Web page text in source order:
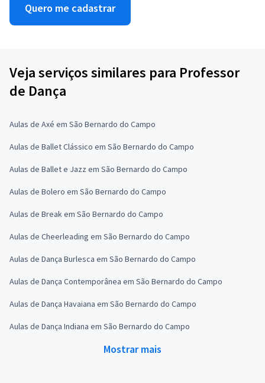
Quero me cadastrar
Veja serviços similares para Professor
de Dança
Aulas de Axé em São Bernardo do Campo
Aulas de Ballet Clássico em São Bernardo do Campo
Aulas de Ballet e Jazz em São Bernardo do Campo
Aulas de Bolero em São Bernardo do Campo
Aulas de Break em São Bernardo do Campo
Aulas de Cheerleading em São Bernardo do Campo
Aulas de Dança Burlesca em São Bernardo do Campo
Aulas de Dança Contemporânea em São Bernardo do Campo
Aulas de Dança Havaiana em São Bernardo do Campo
Aulas de Dança Indiana em São Bernardo do Campo
Mostrar mais